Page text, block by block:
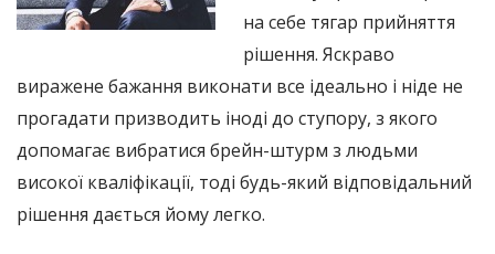
на себе тягар прийняття
рішення. Яскраво
виражене бажання виконати все ідеально і ніде не
прогадати призводить іноді до ступору, з якого
допомагає вибратися брейн-штурм з людьми
високої кваліфікації, тоді будь-який відповідальний
рішення дається йому легко.